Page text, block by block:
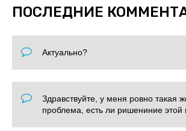
ПОСЛЕДНИЕ
Актуально?
Здравствуйте, у меня ровно такая
проблема, есть ли ришениние этой